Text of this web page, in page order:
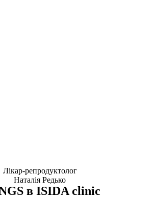
Лікар-репродуктолог
Наталія Редько
в ISIDA clinic